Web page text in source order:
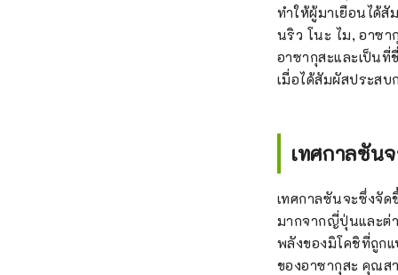
ทำให้ผู้มาเยือนได้
นริว โนะ ไม, อาซ
อาซากุสะและเป็น
เมื่อได้สัมผัสประส
เทศกาลซัน
เทศกาลซันจะซึ่งจั
มากจากญี่ปุ่นและต่
พลังของมิโคชิที่ถูก
ของอาซากุสะ คุณส